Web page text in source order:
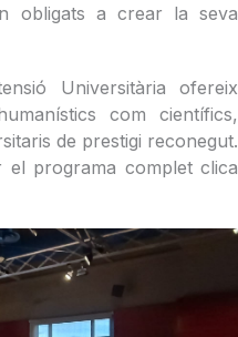
obligats a crear la seva
Universitària ofereix
com científics,
de prestigi reconegut.
el programa complet clica